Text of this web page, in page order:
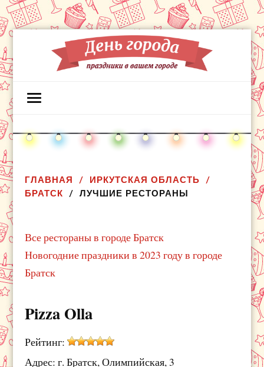
ГЛАВНАЯ
ИРКУТСКАЯ ОБЛАСТЬ
БРАТСК
ЛУЧШИЕ РЕСТОРАНЫ
Все рестораны в городе Братск
Новогодние праздники в 2023 году в городе
Братск
Pizza Olla
Рейтинг:
Адрес: г. Братск, Олимпийская, 3